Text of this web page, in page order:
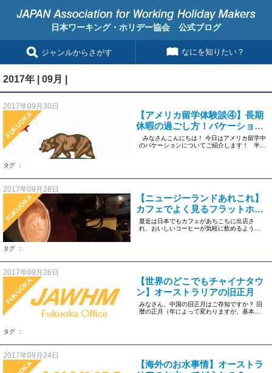
日本ワーキング・ホリデー協会 公式ブログ
ジャンルからさがす なにを知りたい？
2017年 | 09月 |
2017年09月30日
FUKUOKA
【アメリカ留学体験談④】長期
休暇の過ごし方！バケーション
を有効活用！
みなさんこんにちは！ 今日はアメリカ留学中
のバケーションについてご紹介します！ 半
タグ ：
2017年09月28日
FUKUOKA
【ニュージーランドあれこれ】
カフェでよく見るフラットホワ
イトって何？
最近は日本でもカフェがあちこちに出店さ
れ、おいしいコーヒーが気軽に飲めるように
タグ ：
2017年09月26日
FUKUOKA
【世界のどこでもチャイナタウ
ン】オーストラリアの旧正月
みなさん、中国の旧正月はご存知ですか？ 旧
暦の正月（年によって変わりますが、基本的
タグ ：
2017年09月24日
【海外のお水事情】オーストラ